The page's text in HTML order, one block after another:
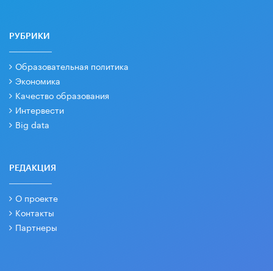
РУБРИКИ
Образовательная политика
Экономика
Качество образования
Интервести
Big data
РЕДАКЦИЯ
О проекте
Контакты
Партнеры